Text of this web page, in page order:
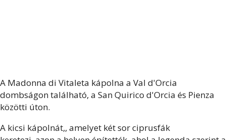
A Madonna di Vitaleta kápolna a Val d'Orcia
dombságon található, a San Quirico d'Orcia és Pienza
közötti úton.
A kicsi kápolnát,, amelyet két sor ciprusfák